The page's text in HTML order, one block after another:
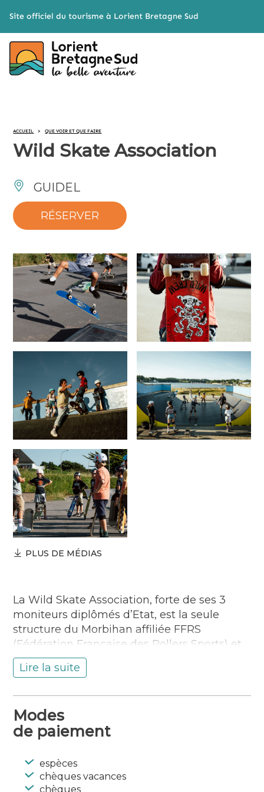
Site officiel du tourisme à Lorient Bretagne Sud
ACCUEIL > QUE VOIR ET QUE FAIRE
Wild Skate Association
GUIDEL
RÉSERVER
PLUS DE MÉDIAS
La Wild Skate Association, forte de ses 3
moniteurs diplômés d’Etat, est la seule
structure du Morbihan affiliée FFRS
(Fédération Française des Rollers Sports) et
labellisée Ecole Française de Skateboard.
Elle vous accueille au Club de Skate situé à
protections. La WSA vous propose
différentes formules de Stages pendant les
l’année pour développer votre répertoire de
Tricks, grinds , slides… (figures) ! Elle peut à
Lire la suite
Modes
de paiement
espèces
chèques vacances
chèques